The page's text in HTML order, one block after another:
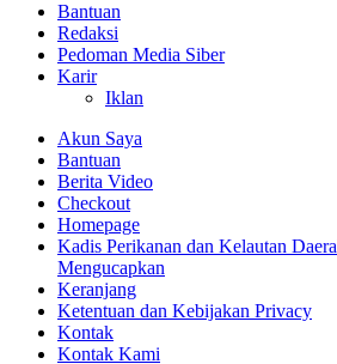
Bantuan
Redaksi
Pedoman Media Siber
Karir
Iklan
Akun Saya
Bantuan
Berita Video
Checkout
Homepage
Kadis Perikanan dan Kelautan
Mengucapkan
Keranjang
Ketentuan dan Kebijakan Privacy
Kontak
Kontak Kami